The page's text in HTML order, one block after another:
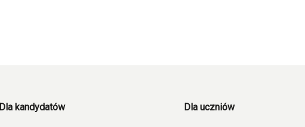
Dla kandydatów Dla uczniów